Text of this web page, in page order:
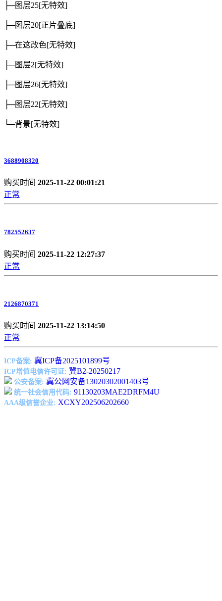
├─图层25[无特效]
├─图层20[正片叠底]
├─在这改色[无特效]
├─图层2[无特效]
├─图层26[无特效]
├─图层22[无特效]
└─背景[无特效]
3688908320
购买时间 2025-11-22 00:01:21
正常
782552637
购买时间 2025-11-22 12:27:37
正常
2126870371
购买时间 2025-11-22 13:14:50
正常
ICP备案: 冀ICP备2025101899号
ICP增值电信许可证: 冀B2-20250217
公安备案: 冀公网安备13020302001403号
统一社会信用代码: 91130203MAE2DRFM4U
AAA级信誉企业: XCXY202506202660